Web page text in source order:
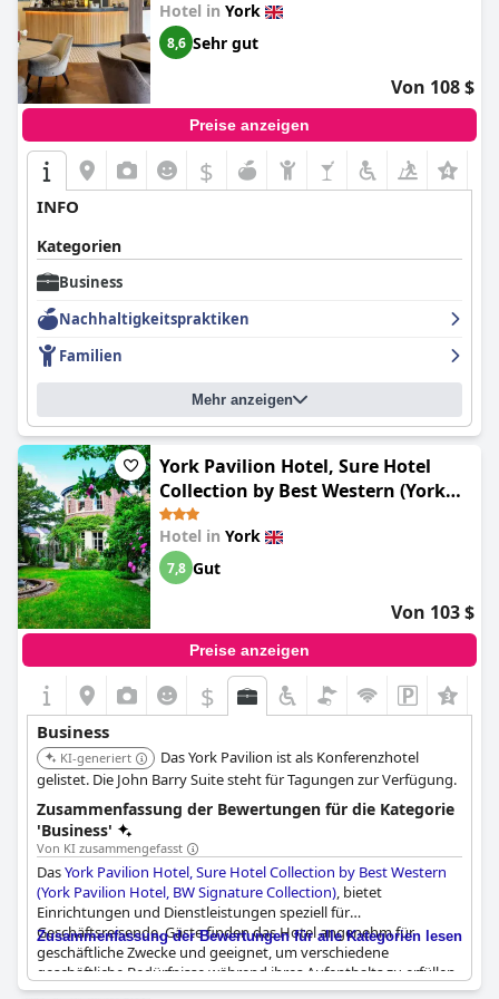
die allgemeine Funktionalität und Bequemlichkeit für
geschäftliche Aktivitäten Middletons
für vielbeschäftigte Berufstätige.
Hotel in York
8,6 Sehr gut
Von 108 $
Preise anzeigen
$
INFO
Kategorien
Business
Nachhaltigkeitspraktiken
Familien
Mehr anzeigen
York Pavilion Hotel, Sure Hotel
Collection by Best Western (York
Pavilion Hotel, BW Signature
Collection)
Hotel in York
7,8 Gut
Von 103 $
Preise anzeigen
$
Business
KI-generiert
Das York Pavilion ist als Konferenzhotel
gelistet. Die John Barry Suite steht für Tagungen zur Verfügung.
Zusammenfassung der Bewertungen für die Kategorie
'Business'
Von KI zusammengefasst
DasYork Pavilion Hotel, Sure Hotel Collection by Best Western
(York Pavilion Hotel, BW Signature Collection), bietet
Einrichtungen und Dienstleistungen speziell für
Geschäftsreisende. Gäste finden das Hotel angenehm für
geschäftliche Zwecke und geeignet, um verschiedene
geschäftliche Bedürfnisse während ihres Aufenthalts zu erfüllen.
Die Lage erweist sich als günstig für den Zugang zur Stadt und
Zusammenfassung der Bewertungen für alle Kategorien lesen